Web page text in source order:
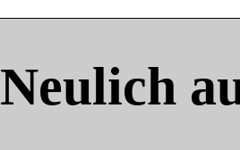
Neulich